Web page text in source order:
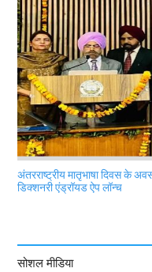
अंतरराष्ट्रीय मातृभाषा दिवस के
डिक्शनरी एंड्रॉयड ऐप लॉन्च
सोशल मीडिया